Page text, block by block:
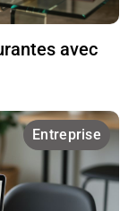
avec
Entreprise